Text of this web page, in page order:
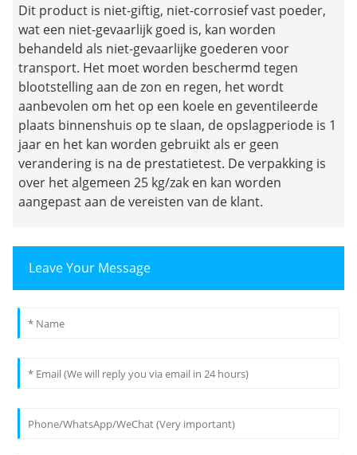
Dit product is niet-giftig, niet-corrosief vast poeder,
wat een niet-gevaarlijk goed is, kan worden
behandeld als niet-gevaarlijke goederen voor
transport. Het moet worden beschermd tegen
blootstelling aan de zon en regen, het wordt
aanbevolen om het op een koele en geventileerde
plaats binnenshuis op te slaan, de opslagperiode is 1
jaar en het kan worden gebruikt als er geen
verandering is na de prestatietest. De verpakking is
over het algemeen 25 kg/zak en kan worden
aangepast aan de vereisten van de klant.
Leave Your Message